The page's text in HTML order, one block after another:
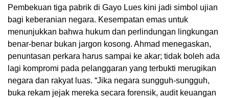
Pembekuan tiga pabrik di Gayo Lues kini jadi simbol ujian
bagi keberanian negara. Kesempatan emas untuk
menunjukkan bahwa hukum dan perlindungan lingkungan
benar-benar bukan jargon kosong. Ahmad menegaskan,
penuntasan perkara harus sampai ke akar; tidak boleh ada
lagi kompromi pada pelanggaran yang terbukti merugikan
negara dan rakyat luas. “Jika negara sungguh-sungguh,
buka rekam jejak mereka secara forensik, audit keuangan